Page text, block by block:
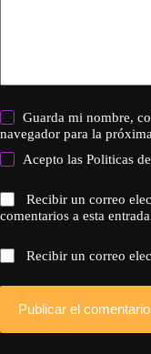
Guarda mi nombre,
navegador para la
Acepto lasPoliticas
Recibir un correo
comentarios a esta
Recibir un correo
Publicar el comentario